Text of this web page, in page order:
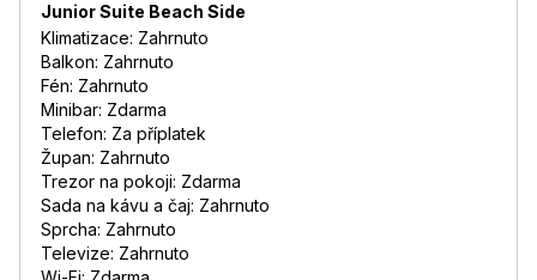
Junior Suite Beach Side
Klimatizace: Zahrnuto
Balkon: Zahrnuto
Fén: Zahrnuto
Minibar: Zdarma
Telefon: Za příplatek
Župan: Zahrnuto
Trezor na pokoji: Zdarma
Sada na kávu a čaj: Zahrnuto
Sprcha: Zahrnuto
Televize: Zahrnuto